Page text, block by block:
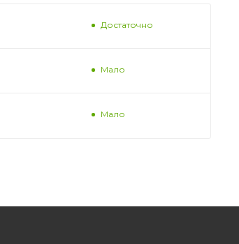
Достаточно
Мало
Мало